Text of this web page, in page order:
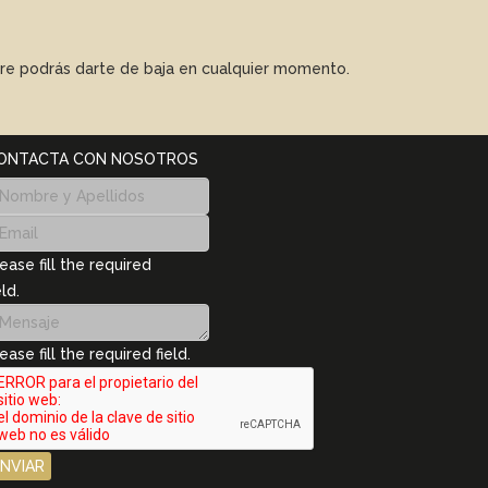
podrás darte de baja en cualquier momento.
CON NOSOTROS
fill the required
fill the required field.